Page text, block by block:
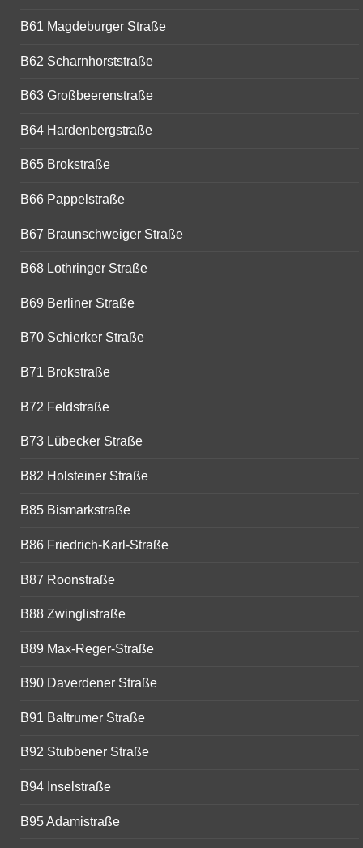
B61 Magdeburger Straße
B62 Scharnhorststraße
B63 Großbeerenstraße
B64 Hardenbergstraße
B65 Brokstraße
B66 Pappelstraße
B67 Braunschweiger Straße
B68 Lothringer Straße
B69 Berliner Straße
B70 Schierker Straße
B71 Brokstraße
B72 Feldstraße
B73 Lübecker Straße
B82 Holsteiner Straße
B85 Bismarkstraße
B86 Friedrich-Karl-Straße
B87 Roonstraße
B88 Zwinglistraße
B89 Max-Reger-Straße
B90 Daverdener Straße
B91 Baltrumer Straße
B92 Stubbener Straße
B94 Inselstraße
B95 Adamistraße